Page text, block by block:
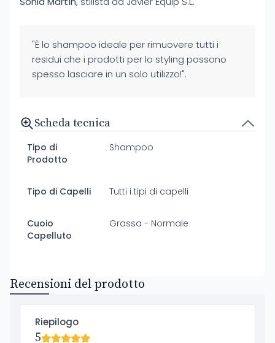
"È lo shampoo ideale per rimuovere tutti i
residui che i prodotti per lo styling possono
spesso lasciare in un solo utilizzo!".
Scheda tecnica
Tipo di
Prodotto
Shampoo
Tipo di Capelli Tutti i tipi di capelli
Cuoio
Capelluto
Grassa - Normale
Recensioni del prodotto
Riepilogo
5